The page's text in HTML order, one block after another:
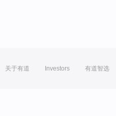
关于有道 Investors 有道智选